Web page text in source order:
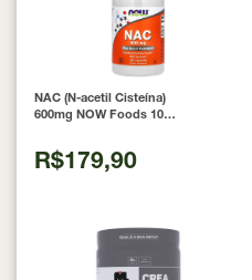
NAC (N-acetil Cisteína)
600mg NOW Foods 100
R$179,90